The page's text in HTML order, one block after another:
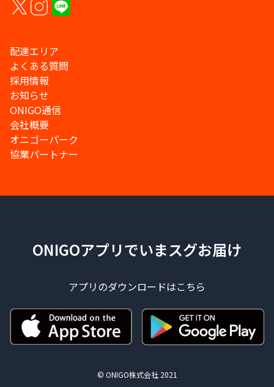
配達エリア
よくある質問
採用情報
お知らせ
ONIGO通信
会社概要
オニゴーパーク
協業パートナー
ONIGOアプリでいまスグお届け
アプリのダウンロードはこちら
© ONIGO株式会社 2021